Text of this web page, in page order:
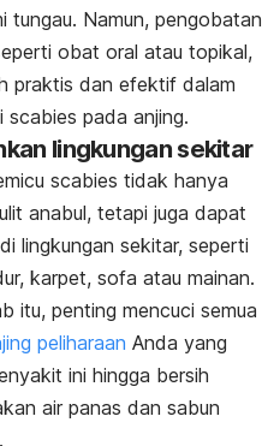
tungau. Namun, pengobatan
obat oral atau topikal,
praktis dan efektif dalam
scabies pada anjing.
lingkungan sekitar
scabies tidak hanya
anabul, tetapi juga dapat
lingkungan sekitar, seperti
karpet, sofa atau mainan.
itu, penting mencuci semua
peliharaan Anda yang
ini hingga bersih
air panas dan sabun